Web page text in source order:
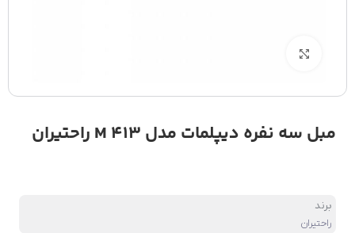
مبل سه نفره دیپلمات مدل M 413 راحتیران
برند
راحتیران